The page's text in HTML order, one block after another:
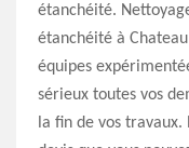
étanchéité.
étanchéité à
équipes
sérieux toutes vos
la fin de vos